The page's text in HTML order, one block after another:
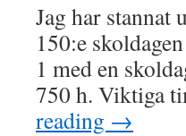
Jag har
150:e
1 med en
750 h. Viktiga
reading →